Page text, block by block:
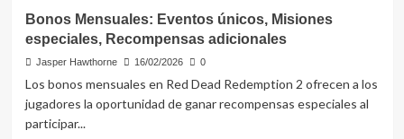
de
Cuidado:
Artículos
especiales,
exclusivas,
Ofertas
Bonos Mensuales: Eventos únicos, Misiones
especiales, Recompensas adicionales
Jasper Hawthorne 16/02/2026 0
Los bonos mensuales en Red Dead Redemption 2 ofrecen a los
jugadores la oportunidad de ganar recompensas especiales al
participar...